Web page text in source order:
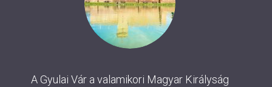
A Gyulai Vár a valamikori Magyar Királyság